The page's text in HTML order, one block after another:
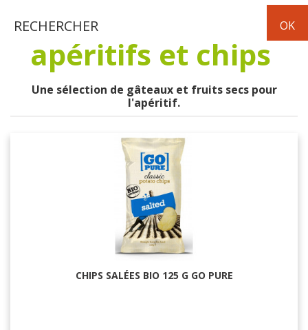
apéritifs et chips
Une sélection de gâteaux et fruits secs pour
l'apéritif.
CHIPS SALÉES BIO 125 G GO PURE